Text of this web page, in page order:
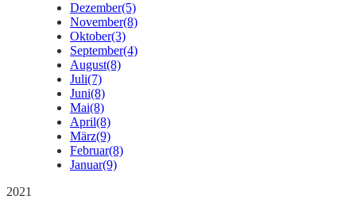
Dezember(5)
November(8)
Oktober(3)
September(4)
August(8)
Juli(7)
Juni(8)
Mai(8)
April(8)
März(9)
Februar(8)
Januar(9)
2021